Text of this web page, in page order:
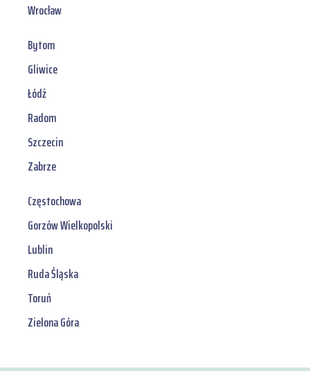
Wrocław
Bytom
Gliwice
Łódź
Radom
Szczecin
Zabrze
Częstochowa
Gorzów Wielkopolski
Lublin
Ruda Śląska
Toruń
Zielona Góra